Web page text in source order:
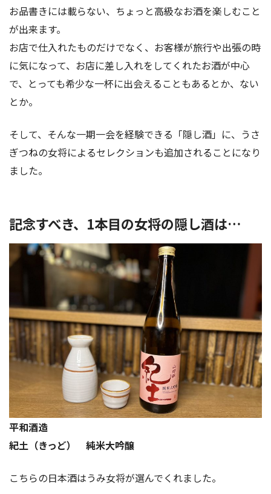
お品書きには載らない、ちょっと高級なお酒を楽しむこと
が出来ます。
お店で仕入れたものだけでなく、お客様が旅行や出張の時
に気になって、お店に差し入れをしてくれたお酒が中心
で、とっても希少な一杯に出会えることもあるとか、ない
とか。
そして、そんな一期一会を経験できる「隠し酒」に、うさ
ぎつねの女将によるセレクションも追加されることになり
ました。
記念すべき、1本目の女将の隠し酒は…
平和酒造
紀土（きっど） 純米大吟醸
こちらの日本酒はうみ女将が選んでくれました。